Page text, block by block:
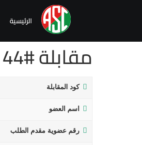
الرئيسية
مقابلة #44
كود المقابلة
اسم العضو
رقم عضوية مقدم الطلب